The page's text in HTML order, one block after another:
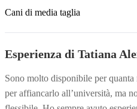
Cani di media taglia
Esperienza di Tatiana
Sono molto disponibile per
per affiancarlo all’università, ma